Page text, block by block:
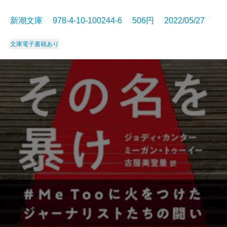
新潮文庫 978-4-10-100244-6 506円 2022/05/27
文庫電子書籍あり